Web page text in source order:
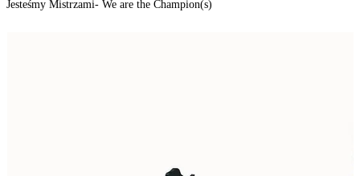
Jesteśmy Mistrzami- We are the Champion(s)